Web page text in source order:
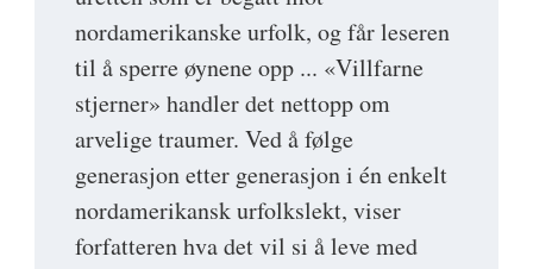
nordamerikanske urfolk, og får leseren
til å sperre øynene opp ... «Villfarne
stjerner» handler det nettopp om
arvelige traumer. Ved å følge
generasjon etter generasjon i én enkelt
nordamerikansk urfolkslekt, viser
forfatteren hva det vil si å leve med